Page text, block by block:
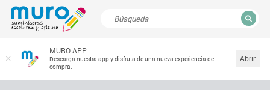
MURO APP
Descarga nuestra app y disfruta de una nueva experiencia de
compra.
Abrir